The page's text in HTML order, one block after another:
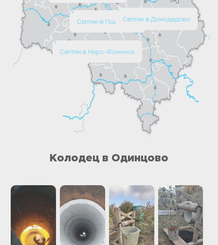
Септик в Подольске
Септик в Наро-Фоминск
Септик в Домодедово
Колодец в Одинцово